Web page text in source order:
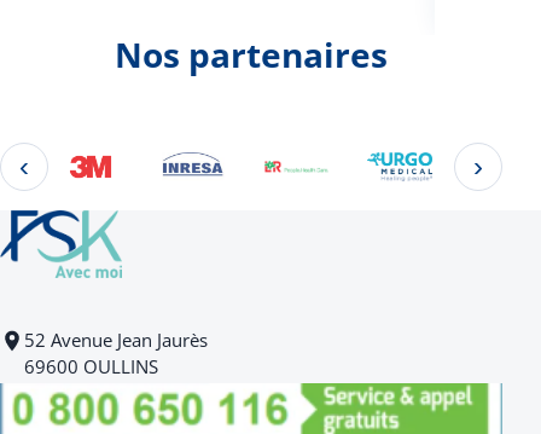
Nos partenaires
‹ ›
Éléments 2 à 4 sur 22
52 Avenue Jean Jaurès
69600 OULLINS